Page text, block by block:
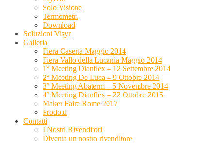
Solo Visione
Termometri
Download
Soluzioni Visyr
Galleria
Fiera Caserta Maggio 2014
Fiera Vallo della Lucania Maggio 2014
1° Meeting Dianflex – 12 Settembre 2014
2° Meeting De Luca – 9 Ottobre 2014
3° Meeting Abaterm – 5 Novembre 2014
4° Meeting Dianflex – 22 Ottobre 2015
Maker Faire Rome 2017
Prodotti
Contatti
I Nostri Rivenditori
Diventa un nostro rivenditore